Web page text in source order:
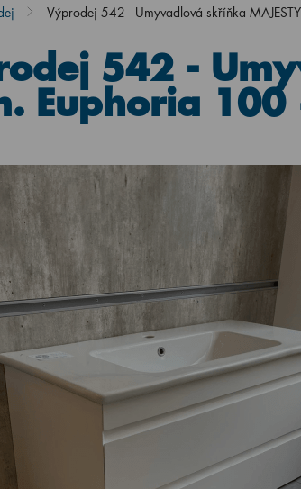
Výprodej 542 - Umyvadlová skříňka
542 -
Euphoria